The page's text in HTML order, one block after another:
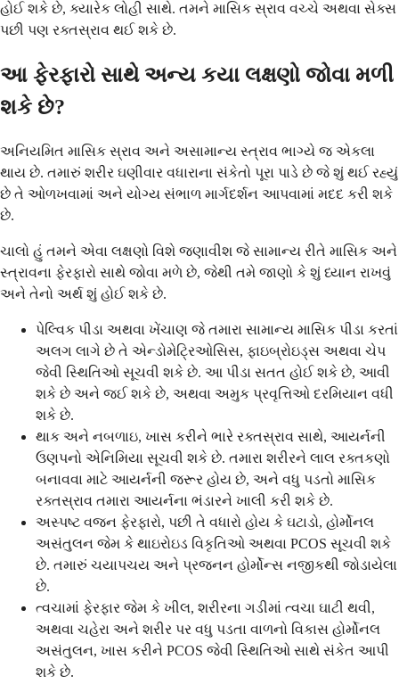
હોઈ શકે છે, ક્યારેક લોહી સાથે. તમને માસિક સ્રાવ વચ્ચે અથવા સેક્સ
પછી પણ રક્તસ્રાવ થઈ શકે છે.
આ ફેરફારો સાથે અન્ય કયા લક્ષણો જોવા મળી
શકે છે?
અનિયમિત માસિક સ્રાવ અને અસામાન્ય સ્ત્રાવ ભાગ્યે જ એકલા
થાય છે. તમારું શરીર ઘણીવાર વધારાના સંકેતો પૂરા પાડે છે જે શું થઈ રહ્યું
છે તે ઓળખવામાં અને યોગ્ય સંભાળ માર્ગદર્શન આપવામાં મદદ કરી શકે
છે.
ચાલો હું તમને એવા લક્ષણો વિશે જણાવીશ જે સામાન્ય રીતે માસિક અને
સ્ત્રાવના ફેરફારો સાથે જોવા મળે છે, જેથી તમે જાણો કે શું ધ્યાન રાખવું
અને તેનો અર્થ શું હોઈ શકે છે.
પેલ્વિક પીડા અથવા ખેંચાણ જે તમારા સામાન્ય માસિક પીડા કરતાં
અલગ લાગે છે તે એન્ડોમેટ્રિઓસિસ, ફાઇબ્રોઇડ્સ અથવા ચેપ
જેવી સ્થિતિઓ સૂચવી શકે છે. આ પીડા સતત હોઈ શકે છે, આવી
શકે છે અને જઈ શકે છે, અથવા અમુક પ્રવૃત્તિઓ દરમિયાન વધી
શકે છે.
થાક અને નબળાઇ, ખાસ કરીને ભારે રક્તસ્રાવ સાથે, આયર્નની
ઉણપનો એનિમિયા સૂચવી શકે છે. તમારા શરીરને લાલ રક્તકણો
બનાવવા માટે આયર્નની જરૂર હોય છે, અને વધુ પડતો માસિક
રક્તસ્રાવ તમારા આયર્નના ભંડારને ખાલી કરી શકે છે.
અસ્પષ્ટ વજન ફેરફારો, પછી તે વધારો હોય કે ઘટાડો, હોર્મોનલ
અસંતુલન જેમ કે થાઇરોઇડ વિકૃતિઓ અથવા PCOS સૂચવી શકે
છે. તમારું ચયાપચય અને પ્રજનન હોર્મોન્સ નજીકથી જોડાયેલા
છે.
ત્વચામાં ફેરફાર જેમ કે ખીલ, શરીરના ગડીમાં ત્વચા ઘાટી થવી,
અથવા ચહેરા અને શરીર પર વધુ પડતા વાળનો વિકાસ હોર્મોનલ
અસંતુલન, ખાસ કરીને PCOS જેવી સ્થિતિઓ સાથે સંકેત આપી
શકે છે.